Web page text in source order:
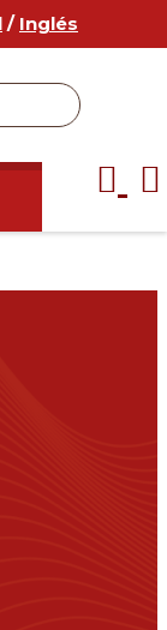
/ Inglés